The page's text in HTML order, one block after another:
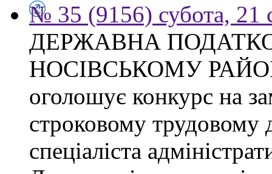
№ 35 (9156) субота, 21
ДЕРЖАВНА
НОСІВСЬКОМУ
оголошує конкурс на
строковому трудовому
спеціаліста